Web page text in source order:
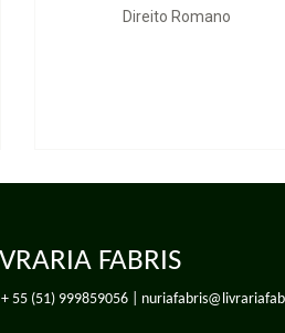
e o
La Garantía del ne bis
FABRIS
+ 55 (51) 999859056|